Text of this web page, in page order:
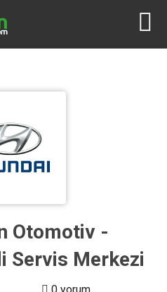
Otomotiv -
Servis Merkezi